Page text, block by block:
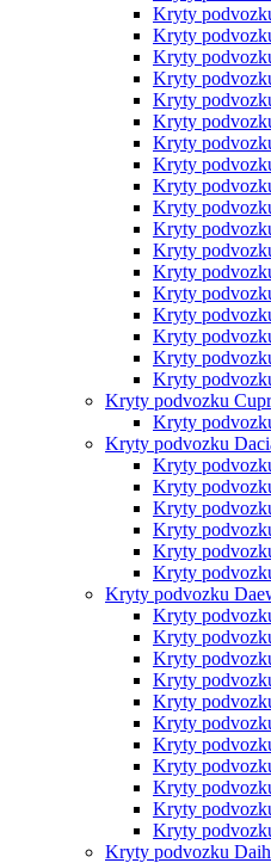
Kryty
Kryty
Kryty
Kryty
Kryty
Kryty
Kryty
Kryty
Kryty
Kryty
Kryty
Kryty
Kryty
Kryty
Kryty
Kryty
Kryty
Kryty
Kryty podvozku
Kryty
Kryty podvozku
Kryty
Kryty
Kryty
Kryty
Kryty
Kryty
Kryty podvozku
Kryty
Kryty
Kryty
Kryty
Kryty
Kryty
Kryty
Kryty
Kryty
Kryty
Kryty
Kryty podvozku